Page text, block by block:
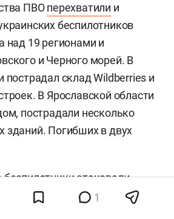
ПВОперехватили и
беспилотников
над 19 регионами и
и Черного морей. В
пострадал склад Wildberries и
В Ярославской области
пострадали несколько
зданий. Погибших в двух
атаковали
в результате чего
1